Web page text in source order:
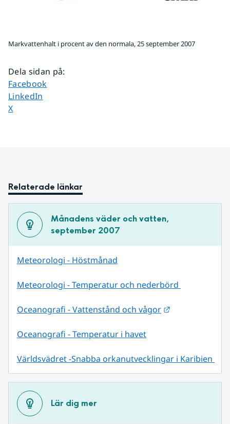
Markvattenhalt i procent av den normala, 25 september 2007
Dela sidan på:
Dela sidan på
Facebook
Dela sidan på
LinkedIn
Dela sidan på
X
Relaterade länkar
Månadens väder och vatten,
september 2007
Meteorologi - Höstmånad
Meteorologi - Temperatur och nederbörd
Oceanografi - Vattenstånd och vågor
Oceanografi - Temperatur i havet
Lär dig mer